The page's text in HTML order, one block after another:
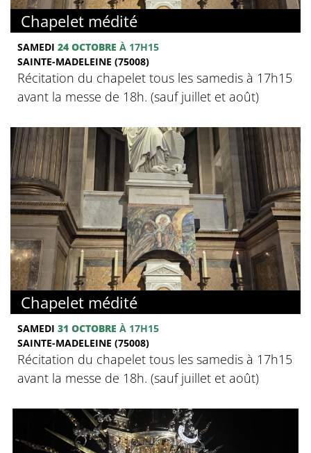
Chapelet médité
SAMEDI 24 OCTOBRE À 17H15
SAINTE-MADELEINE (75008)
Récitation du chapelet tous les samedis à 17h15
avant la messe de 18h. (sauf juillet et août)
Chapelet médité
SAMEDI 31 OCTOBRE À 17H15
SAINTE-MADELEINE (75008)
Récitation du chapelet tous les samedis à 17h15
avant la messe de 18h. (sauf juillet et août)